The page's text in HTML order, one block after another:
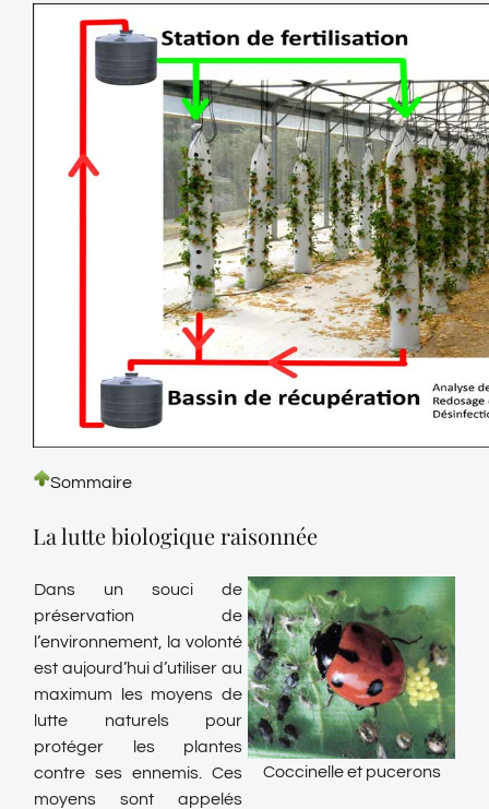
Sommaire
La lutte biologique raisonnée
Coccinelle et pucerons
Dans un souci de
préservation de
l’environnement, la volonté
est aujourd’hui d’utiliser au
maximum les moyens de
lutte naturels pour
protéger les plantes
contre ses ennemis. Ces
moyens sont appelés